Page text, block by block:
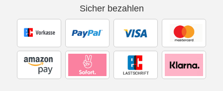
Sicher bezahlen